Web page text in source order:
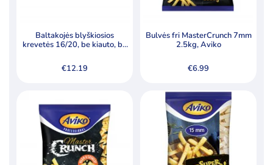
Baltakojės blyškiosios
krevetės 16/20, be kiauto, be
sušaldytos 1kg
€12.19
Bulvės fri MasterCrunch 7mm
2.5kg, Aviko
€6.99